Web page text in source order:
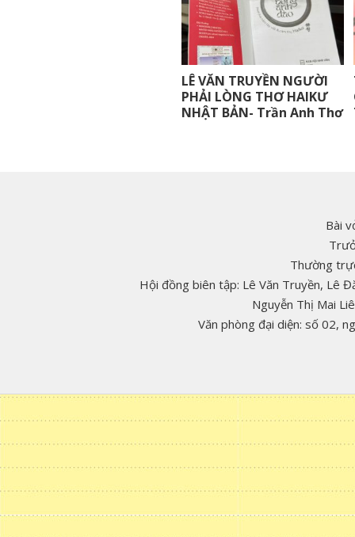
LÊ VĂN TRUYỀN NGƯỜI
PHẢI LÒNG THƠ HAIKƯ
NHẬT BẢN- Trần Anh Thơ
Bài
Thường
Hội đồng biên tập: Lê Văn Truyền, Lê
Nguyễn Thị Mai
Văn phòng đại diện: số 02,